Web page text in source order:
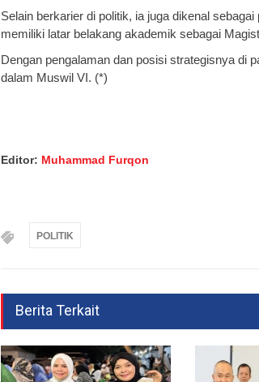
Selain berkarier di politik, ia juga dikenal
memiliki latar belakang akademik sebagai
Dengan pengalaman dan posisi strategisnya di
dalam Muswil VI. (*)
Editor: Muhammad Furqon
POLITIK
Berita Terkait